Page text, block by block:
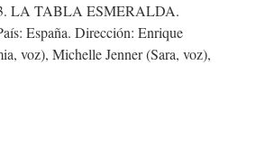
LA TABLA ESMERALDA.
España. Dirección: Enrique
voz), Michelle Jenner (Sara, voz),